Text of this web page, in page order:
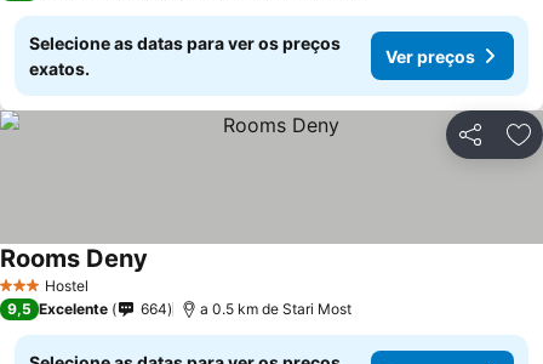
Selecione as datas para ver os preços
exatos.
Ver preços
Partilhar
3 EstrelasHostel
Rooms Deny
9,5 Excelente 664 a 0.5 km de Stari Most